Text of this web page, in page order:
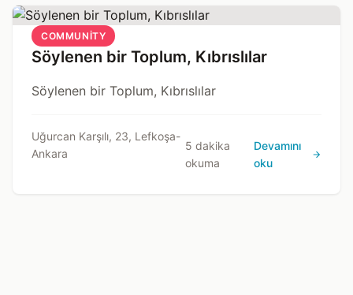
COMMUNITY
Söylenen bir Toplum, Kıbrıslılar
Söylenen bir Toplum, Kıbrıslılar
Uğurcan Karşılı, 23, Lefkoşa-
Ankara
5 dakika
okuma
Devamını
oku